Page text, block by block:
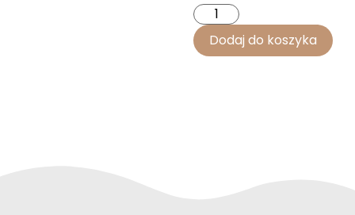
Dodaj do koszyka